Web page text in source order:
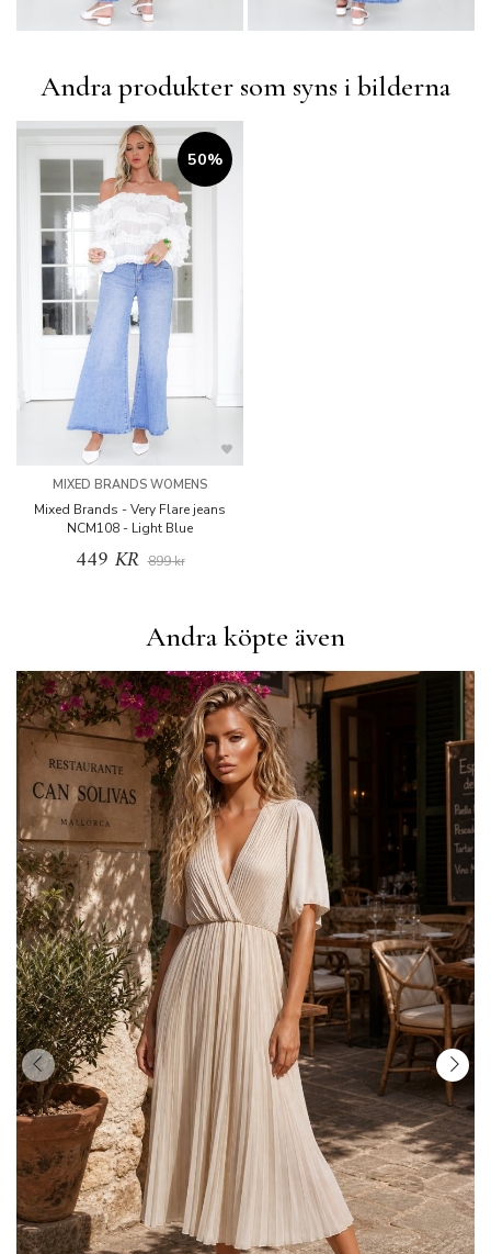
Andra produkter som syns i bilderna
50%
MIXED BRANDS WOMENS
Mixed Brands - Very Flare jeans
NCM108 - Light Blue
449 KR 899 kr
Andra köpte även